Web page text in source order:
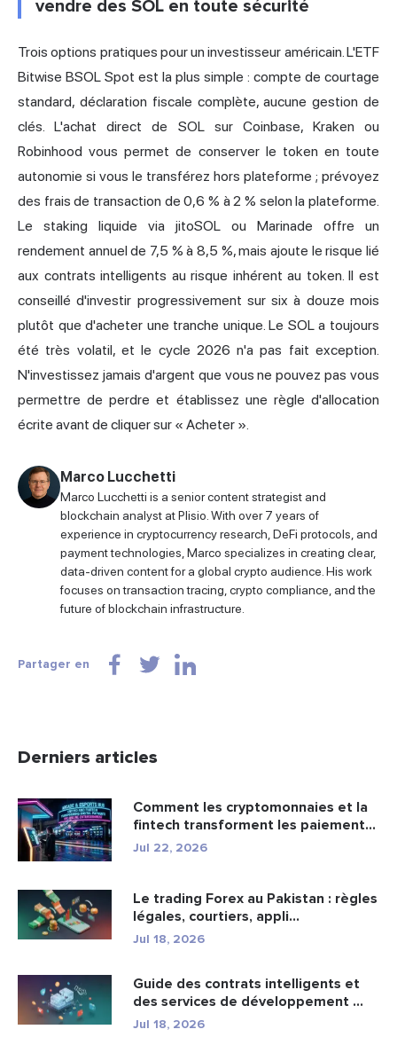
vendre des SOL en toute sécurité
Trois options pratiques pour un investisseur américain. L'ETF
Bitwise BSOL Spot est la plus simple : compte de courtage
standard, déclaration fiscale complète, aucune gestion de
clés. L'achat direct de SOL sur Coinbase, Kraken ou
Robinhood vous permet de conserver le token en toute
autonomie si vous le transférez hors plateforme ; prévoyez
des frais de transaction de 0,6 % à 2 % selon la plateforme.
Le staking liquide via jitoSOL ou Marinade offre un
rendement annuel de 7,5 % à 8,5 %, mais ajoute le risque lié
aux contrats intelligents au risque inhérent au token. Il est
conseillé d'investir progressivement sur six à douze mois
plutôt que d'acheter une tranche unique. Le SOL a toujours
été très volatil, et le cycle 2026 n'a pas fait exception.
N'investissez jamais d'argent que vous ne pouvez pas vous
permettre de perdre et établissez une règle d'allocation
écrite avant de cliquer sur « Acheter ».
Marco Lucchetti
Marco Lucchetti is a senior content strategist and
blockchain analyst at Plisio. With over 7 years of
experience in cryptocurrency research, DeFi protocols, and
payment technologies, Marco specializes in creating clear,
data-driven content for a global crypto audience. His work
focuses on transaction tracing, crypto compliance, and the
future of blockchain infrastructure.
Partager en
Derniers articles
Comment les cryptomonnaies et la
fintech transforment les paiement...
Jul 22, 2026
Le trading Forex au Pakistan : règles
légales, courtiers, appli...
Jul 18, 2026
Guide des contrats intelligents et
des services de développement ...
Jul 18, 2026